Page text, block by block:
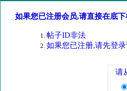
如果您已注册会员,请直接在底
帖子ID非法
如果您已注册,请先登
请